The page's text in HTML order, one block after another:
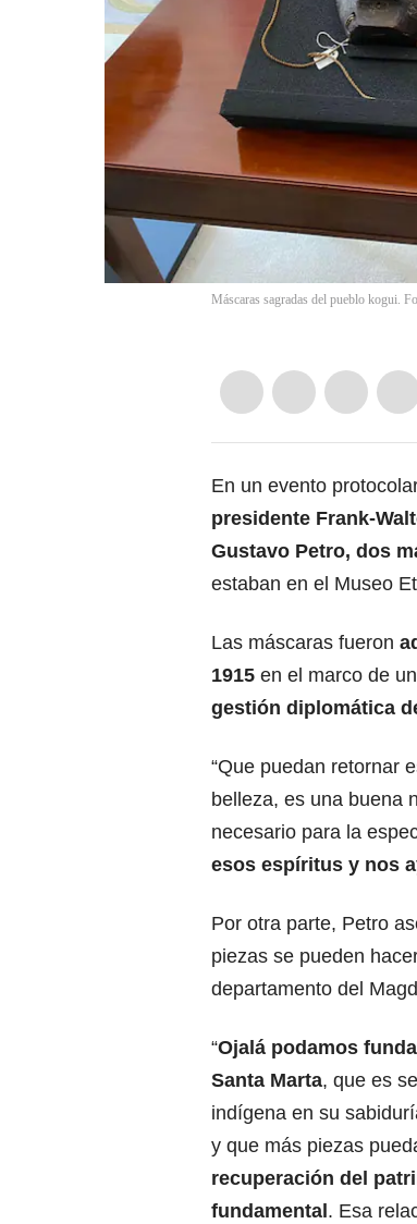
Máscaras sagradas del pueblo kogui.
En un evento
presidente Frank-
Gustavo Petro, dos
estaban en el Museo
Las máscaras fueron
1915 en el marco de
gestión diplomática
“Que puedan retornar
belleza, es una buena
necesario para la
esos espíritus y nos
Por otra parte, Petro
piezas se pueden
departamento del
“Ojalá podamos
Santa Marta, que es
indígena en su
y que más piezas
recuperación del
fundamental . Esa